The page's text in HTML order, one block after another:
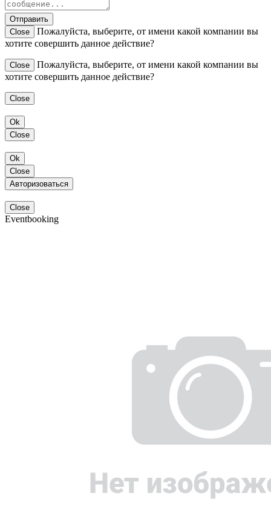
Отправить
Close
Пожалуйста, выберите, от имени какой компании вы
хотите совершить данное действие?
Close
Пожалуйста, выберите, от имени какой компании вы
хотите совершить данное действие?
Close
Ok
Close
Ok
Close
Авторизоваться
Close
Eventbooking